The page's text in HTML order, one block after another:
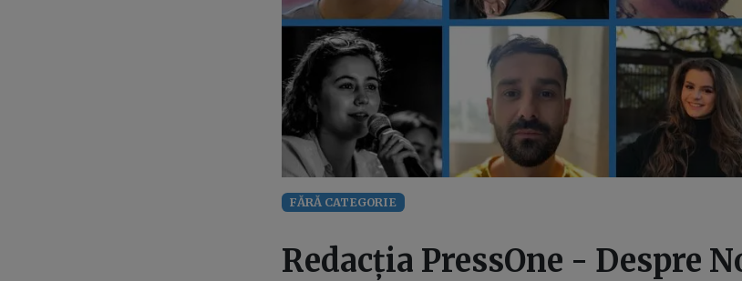
FĂRĂ CATEGORIE
Redacția PressOne - Despre